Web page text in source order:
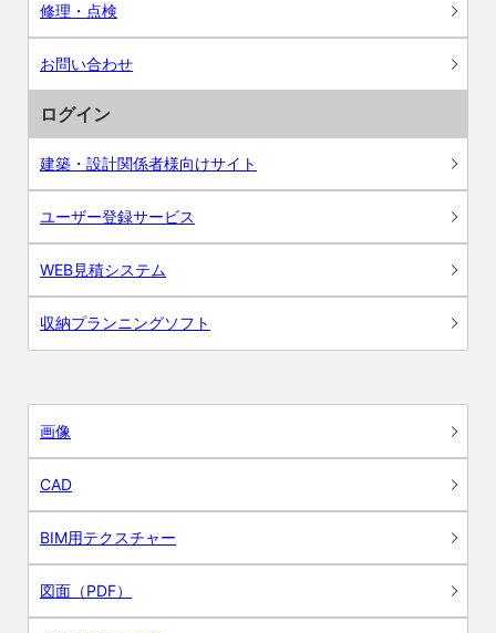
修理・点検
お問い合わせ
ログイン
建築・設計関係者様向けサイト
ユーザー登録サービス
WEB見積システム
収納プランニングソフト
画像
CAD
BIM用テクスチャー
図面（PDF）